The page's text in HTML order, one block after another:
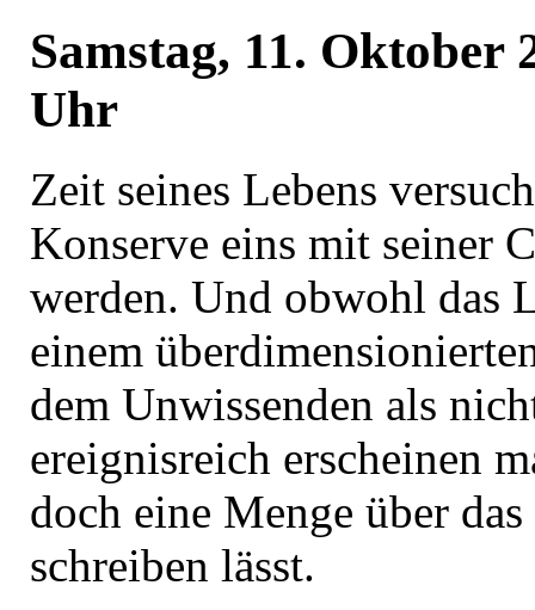
Samstag, 11. Oktober
Uhr
Zeit seines Lebens
Konserve eins mit seiner
werden. Und obwohl das
einem
dem Unwissenden als
ereignisreich erscheinen
doch eine Menge über
schreiben lässt.